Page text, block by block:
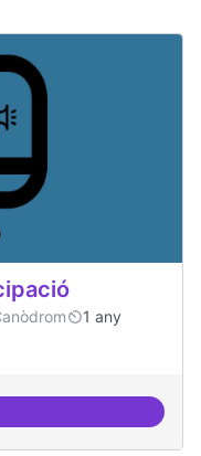
1 any
de la participació